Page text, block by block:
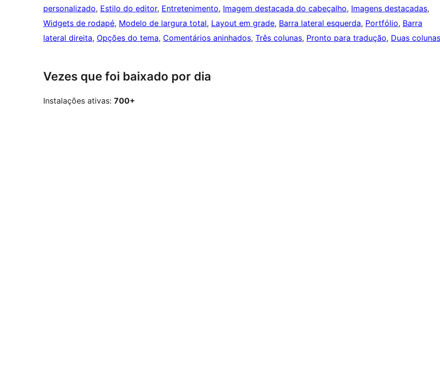
personalizado, Estilo do editor, Entretenimento, Imagem destacada do cabeçalho, Imagens destacadas
Widgets de rodapé, Modelo de largura total, Layout em grade, Barra lateral esquerda, Portfólio, Barra
lateral direita, Opções do tema, Comentários aninhados, Três colunas, Pronto para tradução, Duas colunas
Vezes que foi baixado por dia
Instalações ativas: 700+